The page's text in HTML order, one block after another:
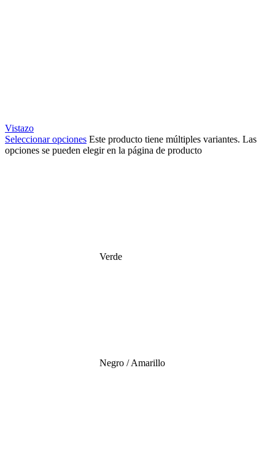
Vistazo
Seleccionar opciones Este producto tiene múltiples variantes. Las
opciones se pueden elegir en la página de producto
Verde
Negro / Amarillo